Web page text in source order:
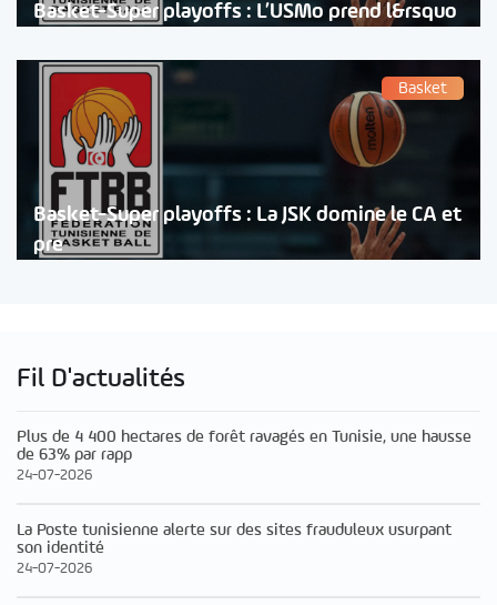
Basket-Super playoffs : L’USMo prend l&rsquo
Basket
Basket-Super playoffs : La JSK domine le CA et
pre
Fil D'actualités
Plus de 4 400 hectares de forêt ravagés en Tunisie, une hausse
de 63% par rapp
24-07-2026
La Poste tunisienne alerte sur des sites frauduleux usurpant
son identité
24-07-2026